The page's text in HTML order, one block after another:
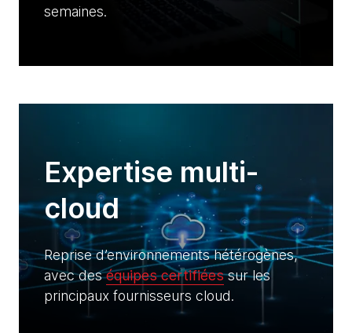
semaines.
Expertise multi-
cloud
Reprise d’environnements hétérogènes,
avec deséquipes certifiéessur les
principaux fournisseurs cloud.